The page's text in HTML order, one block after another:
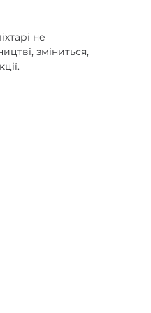
не
зміниться,